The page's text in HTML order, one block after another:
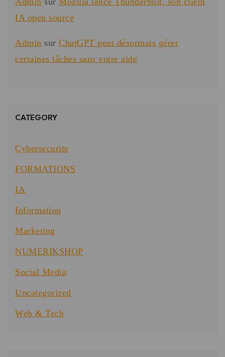
IA open source
Admin sur ChatGPT peut désormais gérer
certaines tâches sans votre aide
CATEGORY
Cybersecurite
FORMATIONS
IA
Information
Marketing
NUMERIKSHOP
Social Media
Uncategorized
Web & Tech